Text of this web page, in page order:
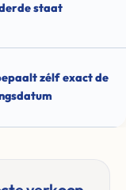
staat
zélf exact de